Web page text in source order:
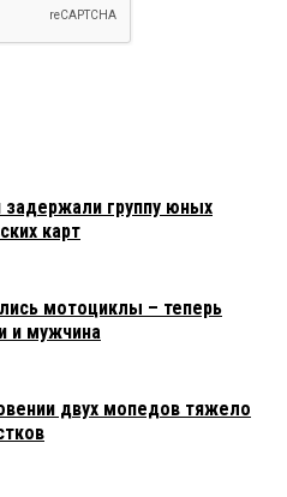
группу юных
карт
мотоциклы – теперь
и мужчина
двух мопедов тяжело